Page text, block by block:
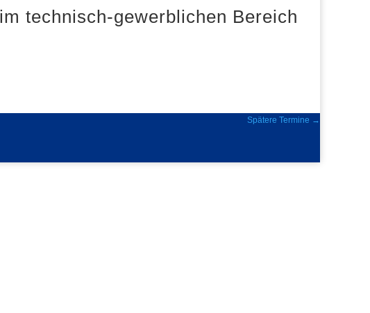
technisch-gewerblichen Bereich
Spätere Termine →